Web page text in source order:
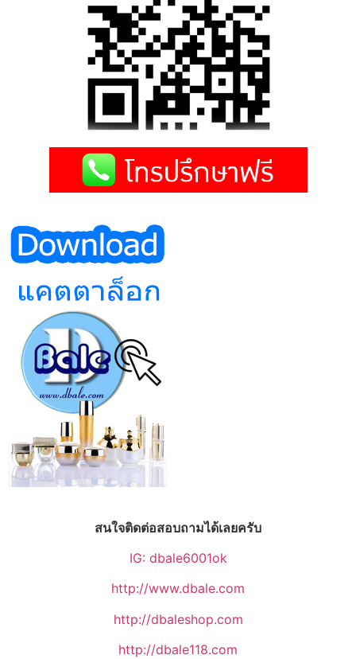
สนใจติดต่อสอบถามได้เลยครับ
IG: dbale6001ok
http://www.dbale.com
http://dbaleshop.com
http://dbale118.com